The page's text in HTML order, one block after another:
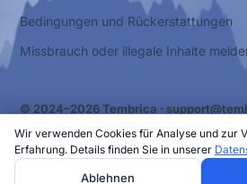
Bedingungen und Rückerstattungen
Missbrauch oder illegale Inhalte
© 2024–2026 Tembrica ·
Wir verwenden Cookies für Analyse und zur
Erfahrung. Details finden Sie in unserer
Ablehnen